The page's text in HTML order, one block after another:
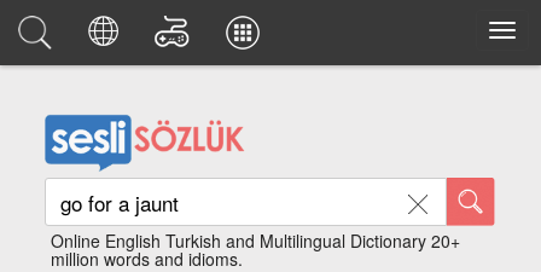
Online English Turkish and Multilingual Dictionary 20+
million words and idioms.